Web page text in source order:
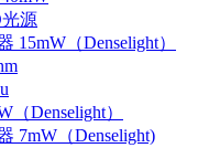
光源
15mW（Denselight）
（Denselight）
7mW（Denselight)